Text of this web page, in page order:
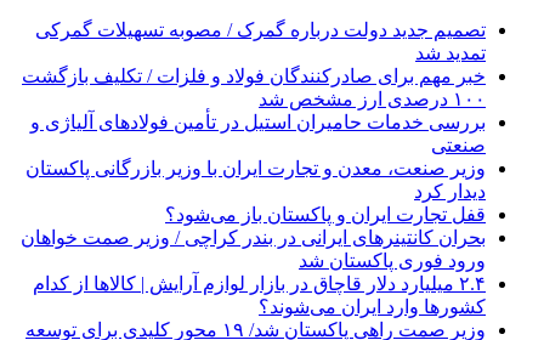
تصمیم جدید دولت درباره گمرک / مصوبه تسهیلات گمرکی
تمدید شد
خبر مهم برای صادرکنندگان فولاد و فلزات / تکلیف بازگشت
۱۰۰ درصدی ارز مشخص شد
بررسی خدمات حامیران استیل در تأمین فولادهای آلیاژی و
صنعتی
وزیر صنعت، معدن و تجارت ایران با وزیر بازرگانی پاکستان
دیدار کرد
قفل تجارت ایران و پاکستان باز می‌شود؟
بحران کانتینر‌های ایرانی در بندر کراچی / وزیر صمت خواهان
ورود فوری پاکستان شد
۲.۴ میلیارد دلار قاچاق در بازار لوازم آرایش | کالاها از کدام
کشورها وارد ایران می‌شوند؟
وزیر صمت راهی پاکستان شد/ ۱۹ محور کلیدی برای توسعه